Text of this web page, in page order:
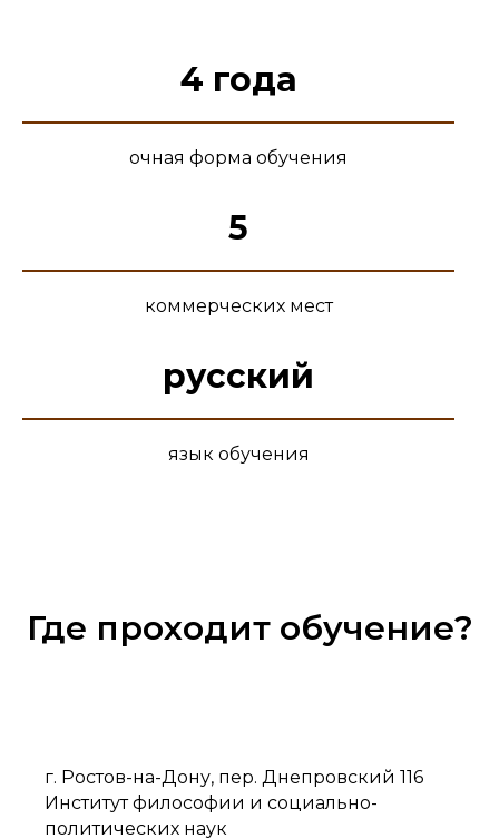
4 года
очная форма обучения
5
коммерческих мест
русский
язык обучения
Где проходит обучение?
г. Ростов-на-Дону, пер. Днепровский 116
Институт философии и социально-
политических наук